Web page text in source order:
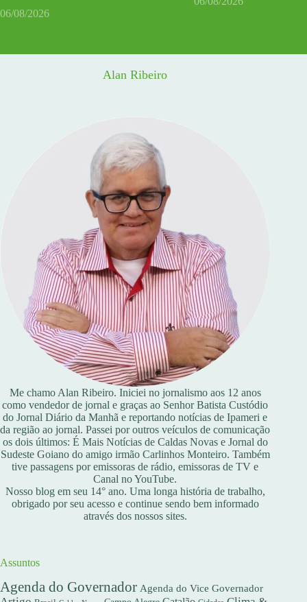
06/08/2026
Alan Ribeiro
Me chamo Alan Ribeiro. Iniciei no jornalismo aos 12 anos
como vendedor de jornal e graças ao Senhor Batista Custódio
do Jornal Diário da Manhã e reportando notícias de Ipameri e
da região ao jornal. Passei por outros veículos de comunicação
os dois últimos: É Mais Notícias de Caldas Novas e Jornal do
Sudeste Goiano do amigo irmão Carlinhos Monteiro. Também
tive passagens por emissoras de rádio, emissoras de TV e
Canal no YouTube.
Nosso blog em seu 14° ano. Uma longa história de trabalho,
obrigado por seu acesso e continue sendo bem informado
através dos nossos sites.
Assuntos
Agenda do Governador Agenda do Vice Governador